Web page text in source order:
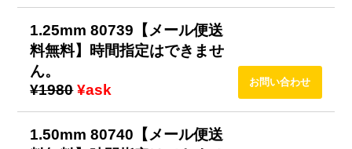
1.25mm 80739【メール便送
料無料】時間指定はできませ
ん。
¥1980 ¥ask
1.50mm 80740【メール便送